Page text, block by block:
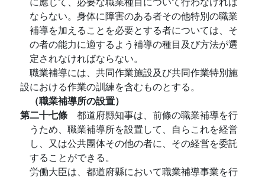
ならない。身体に障害のある者その他特別の職業
補導を加えることを必要とする者については、そ
の者の能力に適するよう補導の種目及び方法が選
定されなければならない。
職業補導には、共同作業施設及び共同作業特別施
設における作業の訓練を含むものとする。
（職業補導所の設置）
第二十七條 都道府縣知事は、前條の職業補導を行
うため、職業補導所を設置して、自らこれを経営
し、又は公共團体その他の者に、その経営を委託
することができる。
労働大臣は、都道府縣において職業補導事業を行